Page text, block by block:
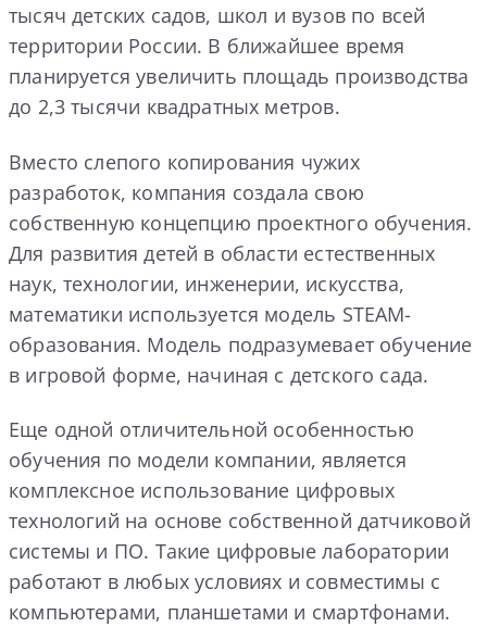
тысяч детских садов, школ и вузов по всей
территории России. В ближайшее время
планируется увеличить площадь производства
до 2,3 тысячи квадратных метров.
Вместо слепого копирования чужих
разработок, компания создала свою
собственную концепцию проектного обучения.
Для развития детей в области естественных
наук, технологии, инженерии, искусства,
математики используется модель STEAM-
образования. Модель подразумевает обучение
в игровой форме, начиная с детского сада.
Еще одной отличительной особенностью
обучения по модели компании, является
комплексное использование цифровых
технологий на основе собственной датчиковой
системы и ПО. Такие цифровые лаборатории
работают в любых условиях и совместимы с
компьютерами, планшетами и смартфонами.